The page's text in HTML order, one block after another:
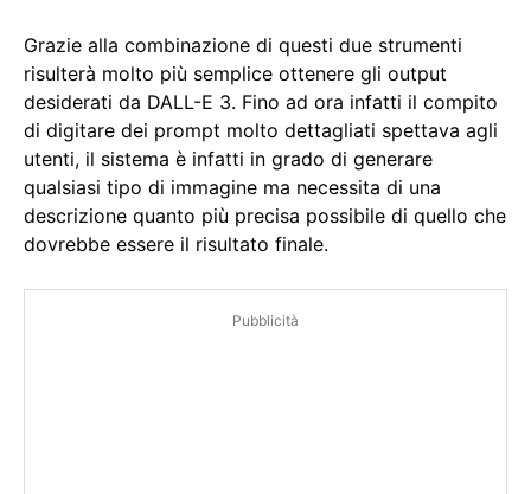
Grazie alla combinazione di questi due strumenti
risulterà molto più semplice ottenere gli output
desiderati da DALL-E 3. Fino ad ora infatti il compito
di digitare dei prompt molto dettagliati spettava agli
utenti, il sistema è infatti in grado di generare
qualsiasi tipo di immagine ma necessita di una
descrizione quanto più precisa possibile di quello che
dovrebbe essere il risultato finale.
Pubblicità